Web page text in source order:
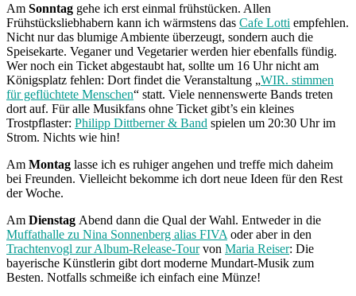
Am Sonntag gehe ich erst einmal frühstücken. Allen
Frühstücksliebhabern kann ich wärmstens das Cafe Lotti empfehlen.
Nicht nur das blumige Ambiente überzeugt, sondern auch die
Speisekarte. Veganer und Vegetarier werden hier ebenfalls fündig.
Wer noch ein Ticket abgestaubt hat, sollte um 16 Uhr nicht am
Königsplatz fehlen: Dort findet die Veranstaltung „WIR. stimmen
für geflüchtete Menschen“ statt. Viele nennenswerte Bands treten
dort auf. Für alle Musikfans ohne Ticket gibt’s ein kleines
Trostpflaster: Philipp Dittberner & Band spielen um 20:30 Uhr im
Strom. Nichts wie hin!
Am Montag lasse ich es ruhiger angehen und treffe mich daheim
bei Freunden. Vielleicht bekomme ich dort neue Ideen für den Rest
der Woche.
Am Dienstag Abend dann die Qual der Wahl. Entweder in die
Muffathalle zu Nina Sonnenberg alias FIVA oder aber in den
Trachtenvogl zur Album-Release-Tourvon Maria Reiser: Die
bayerische Künstlerin gibt dort moderne Mundart-Musik zum
Besten. Notfalls schmeiße ich einfach eine Münze!